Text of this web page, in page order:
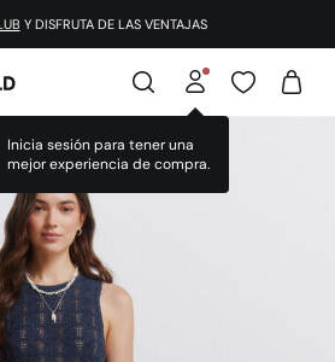
Y DISFRUTA DE LAS VENTAJAS